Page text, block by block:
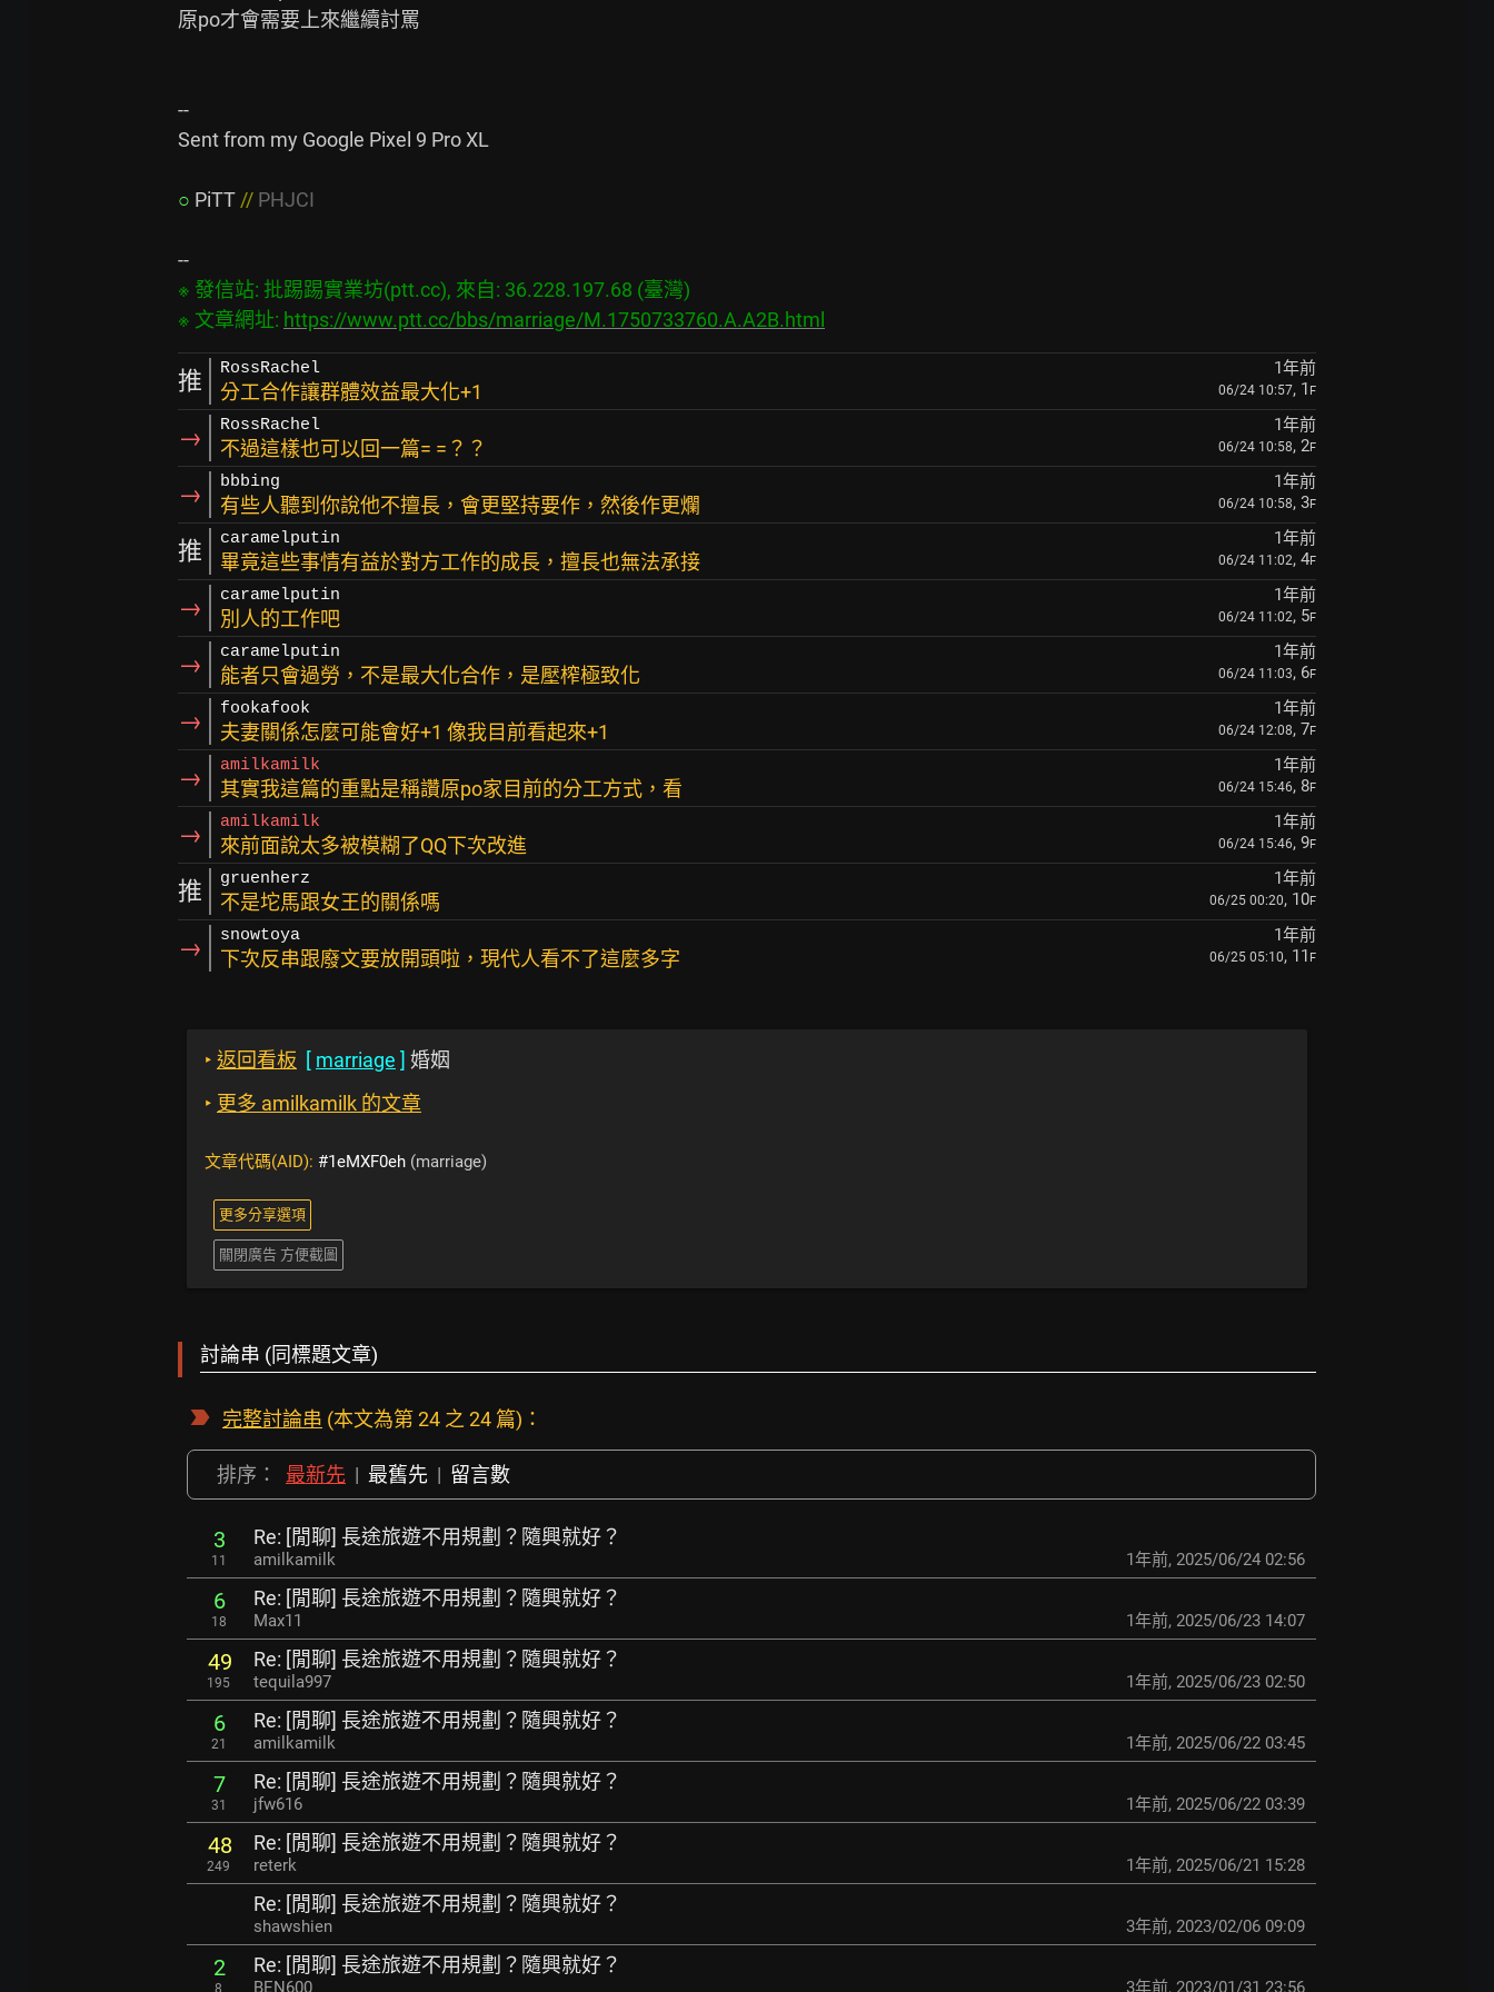
原po才會需要上來繼續討罵
--
Sent from my Google Pixel 9 Pro XL
○ PiTT // PHJCI
※ 發信站: 批踢踢實業坊(ptt.cc), 來自: 36.228.197.68 (臺灣)
※ 文章網址: https://www.ptt.cc/bbs/marriage/M.1750733760.A.A2B.html
推 RossRachel 1年前
分工合作讓群體效益最大化+1 06/24 10:57, 1 F
→ RossRachel 1年前
不過這樣也可以回一篇= =？？ 06/24 10:58, 2F
→ bbbing 1年前
有些人聽到你說他不擅長，會更堅持要作，然後作更爛 06/24 10:58, 3F
推 caramelputin 1年前
畢竟這些事情有益於對方工作的成長，擅長也無法承接 06/24 11:02, 4F
→ caramelputin 1年前
別人的工作吧 06/24 11:02, 5F
→ caramelputin 1年前
能者只會過勞，不是最大化合作，是壓榨極致化 06/24 11:03, 6F
→ fookafook 1年前
夫妻關係怎麼可能會好+1 像我目前看起來+1 06/24 12:08, 7F
→ amilkamilk 1年前
其實我這篇的重點是稱讚原po家目前的分工方式，看 06/24 15:46, 8F
→ amilkamilk 1年前
來前面說太多被模糊了QQ下次改進 06/24 15:46, 9F
推 gruenherz 1年前
不是坨馬跟女王的關係嗎 06/25 00:20, 10F
→ snowtoya 1年前
下次反串跟廢文要放開頭啦，現代人看不了這麼多字 06/25 05:10, 11 F
‣ 返回看板 [ marriage ] 婚姻
‣ 更多 amilkamilk 的文章
文章代碼(AID): #1eMXF0eh (marriage)
更多分享選項
關閉廣告 方便截圖
討論串 (同標題文章)
完整討論串 (本文為第 24 之 24 篇)：
排序： 最新先 | 最舊先 | 留言數
3
11
Re: [閒聊] 長途旅遊不用規劃？隨興就好？
amilkamilk 1年前, 2025/06/24 02:56
6
18
Re: [閒聊] 長途旅遊不用規劃？隨興就好？
Max11 1年前, 2025/06/23 14:07
49
195
Re: [閒聊] 長途旅遊不用規劃？隨興就好？
tequila997 1年前, 2025/06/23 02:50
6
21
Re: [閒聊] 長途旅遊不用規劃？隨興就好？
amilkamilk 1年前, 2025/06/22 03:45
7
31
Re: [閒聊] 長途旅遊不用規劃？隨興就好？
jfw616 1年前, 2025/06/22 03:39
48
249
Re: [閒聊] 長途旅遊不用規劃？隨興就好？
reterk 1年前, 2025/06/21 15:28
Re: [閒聊] 長途旅遊不用規劃？隨興就好？
shawshien 3年前, 2023/02/06 09:09
2
8
Re: [閒聊] 長途旅遊不用規劃？隨興就好？
BEN600 3年前, 2023/01/31 23:56